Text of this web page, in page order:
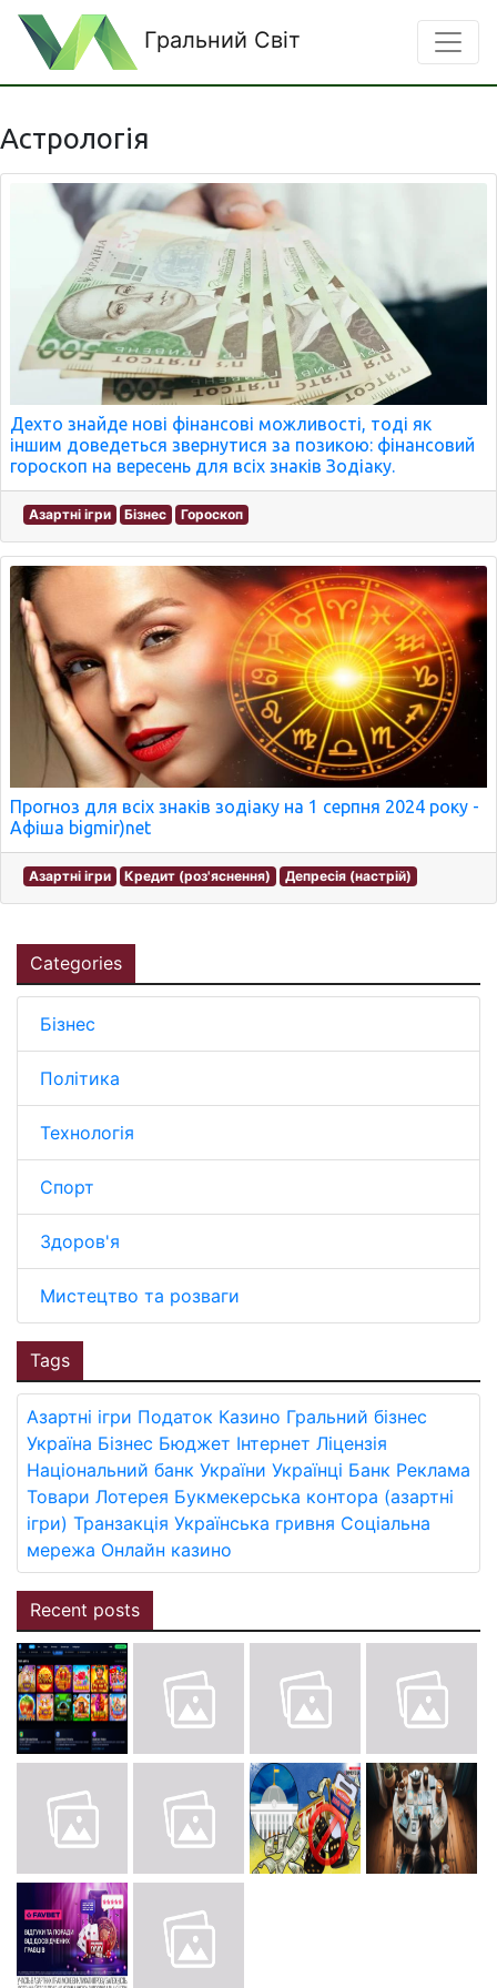
Гральний Світ
Астрологія
Дехто знайде нові фінансові можливості, тоді як
іншим доведеться звернутися за позикою: фінансовий
гороскоп на вересень для всіх знаків Зодіаку.
Азартні ігри Бізнес Гороскоп
Прогноз для всіх знаків зодіаку на 1 серпня 2024 року -
Афіша bigmir)net
Азартні ігри Кредит (роз'яснення) Депресія (настрій)
Categories
Бізнес
Політика
Технологія
Спорт
Здоров'я
Мистецтво та розваги
Tags
Азартні ігри Податок Казино Гральний бізнес
Україна Бізнес Бюджет Інтернет Ліцензія
Національний банк України Українці Банк Реклама
Товари Лотерея Букмекерська контора (азартні
ігри) Транзакція Українська гривня Соціальна
мережа Онлайн казино
Recent posts